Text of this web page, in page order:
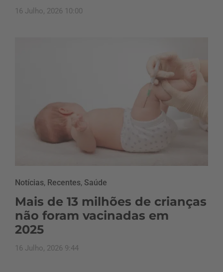
16 Julho, 2026 10:00
Notícias, Recentes, Saúde
Mais de 13 milhões de crianças
não foram vacinadas em
2025
16 Julho, 2026 9:44